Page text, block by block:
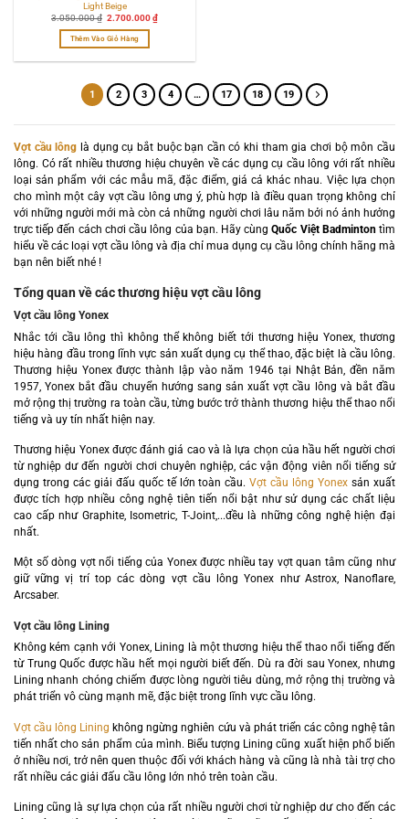
Light Beige
3.050.000₫ Giá
là:
3.050.000 ₫.
2.700.000₫Giá
hiện
Thêm Vào Giỏ Hàng
1 2 3 4 … 17 18 19
Vợt cầu lông là dụng cụ bắt buộc bạn cần có khi tham gia chơi bộ môn cầu
lông. Có rất nhiều thương hiệu chuyên về các dụng cụ cầu lông với rất nhiều
loại sản phẩm với các mẫu mã, đặc điểm, giá cả khác nhau. Việc lựa chọn
cho mình một cây vợt cầu lông ưng ý, phù hợp là điều quan trọng không chỉ
với những người mới mà còn cả những người chơi lâu năm bởi nó ảnh hưởng
trực tiếp đến cách chơi cầu lông của bạn. Hãy cùng Quốc Việt Badmintontìm
hiểu về các loại vợt cầu lông và địa chỉ mua dụng cụ cầu lông chính hãng mà
bạn nên biết nhé !
Tổng quan về các thương hiệu vợt cầu lông
Vợt cầu lông Yonex
Nhắc tới cầu lông thì không thể không biết tới thương hiệu Yonex, thương
hiệu hàng đầu trong lĩnh vực sản xuất dụng cụ thể thao, đặc biệt là cầu lông.
Thương hiệu Yonex được thành lập vào năm 1946 tại Nhật Bản, đền năm
1957, Yonex bắt đầu chuyển hướng sang sản xuất vợt cầu lông và bắt đầu
mở rộng thị trường ra toàn cầu, từng bước trở thành thương hiệu thể thao nổi
tiếng và uy tín nhất hiện nay.
Thương hiệu Yonex được đánh giá cao và là lựa chọn của hầu hết người chơi
từ nghiệp dư đến người chơi chuyên nghiệp, các vận động viên nổi tiếng sử
dụng trong các giải đấu quốc tế lớn toàn cầu. Vợt cầu lông Yonex sản xuất
được tích hợp nhiều công nghệ tiên tiến nổi bật như sử dụng các chất liệu
cao cấp như Graphite, Isometric, T-Joint,...đều là những công nghệ hiện đại
nhất.
Một số dòng vợt nổi tiếng của Yonex được nhiều tay vợt quan tâm cũng như
giữ vững vị trí top các dòng vợt cầu lông Yonex như Astrox, Nanoflare,
Arcsaber.
Vợt cầu lông Lining
Không kém cạnh với Yonex, Lining là một thương hiệu thể thao nổi tiếng đến
từ Trung Quốc được hầu hết mọi người biết đến. Dù ra đời sau Yonex, nhưng
Lining nhanh chóng chiếm được lòng người tiêu dùng, mở rộng thị trường và
phát triển vô cùng mạnh mẽ, đặc biệt trong lĩnh vực cầu lông.
Vợt cầu lông Lining không ngừng nghiên cứu và phát triển các công nghệ tân
tiến nhất cho sản phẩm của mình. Biểu tượng Lining cũng xuất hiện phổ biến
ở nhiều nơi, trở nên quen thuộc đối với khách hàng và cũng là nhà tài trợ cho
rất nhiều các giải đấu cầu lông lớn nhỏ trên toàn cầu.
Lining cũng là sự lựa chọn của rất nhiều người chơi từ nghiệp dư cho đến các